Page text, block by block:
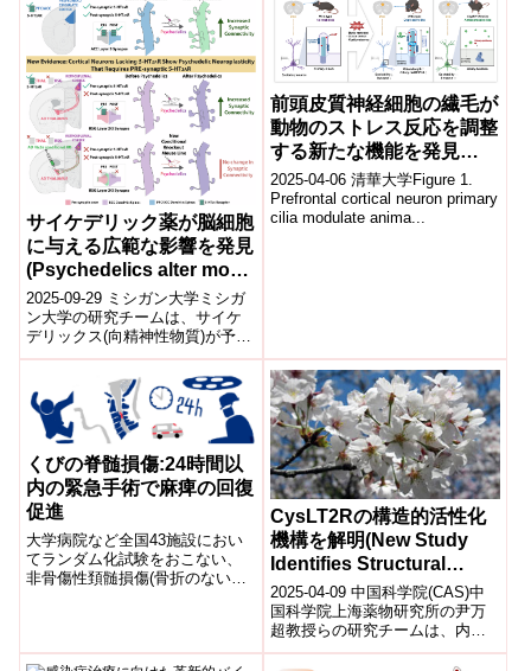
サイケデリック薬が脳細胞
に与える広範な影響を発見
(Psychedelics alter more
brain cells than
expected)
2025-09-29 ミシガン大学ミシガ
ン大学の研究チームは、サイケ
デリックス(向精神性物質)が予想
以上に多くのニューロンに影響
を与えることを示す研究成果を
発表...
前頭皮質神経細胞の繊毛が
動物のストレス反応を調整
する新たな機能を発見
(Song-Hai Shi’s group
reveals novel function of
prefrontal cortical neuron
2025-04-06 清華大学Figure 1.
Prefrontal cortical neuron primary
cilia modulate anima...
くびの脊髄損傷:24時間以
内の緊急手術で麻痺の回復
促進
大学病院など全国43施設におい
てランダム化試験をおこない、
非骨傷性頚髄損傷(骨折のない頚
う受傷2週以降の手術に比べ、手
CysLT2Rの構造的活性化
機構を解明(New Study
Identifies Structural
Basis of CysLT2R
Activation by LTD4)
2025-04-09 中国科学院(CAS)​中
国科学院上海薬物研究所の尹万
超教授らの研究チームは、内因
性リガンドであるロイコトリエ